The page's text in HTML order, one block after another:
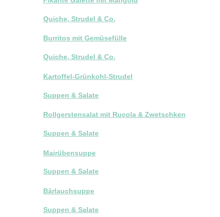
Quiche, Strudel & Co.
Burritos mit Gemüsefülle
Quiche, Strudel & Co.
Kartoffel-Grünkohl-Strudel
Suppen & Salate
Rollgerstensalat mit Rucola & Zwetschken
Suppen & Salate
Mairübensuppe
Suppen & Salate
Bärlauchsuppe
Suppen & Salate